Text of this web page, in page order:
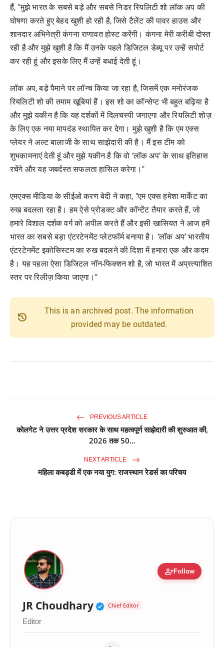
हैं, "मुझे भारत के सबसे बड़े और सबसे निडर रियलिटी शो लॉक अप की
घोषणा करते हुए बेहद खुशी हो रही है, जिसे टैलेंट की पावर हाउस और
शानदार अभिनेत्री कंगना राणावत होस्ट करेंगी। कंगना मेरी करीबी दोस्त
रही है और मुझे खुशी है कि मैं उनके पहले डिजिटल डेब्यू पर उन्हें सपोर्ट
कर रही हूं और इसके लिए मैं उन्हें बधाई देती हूं।
लॉक अप, बड़े पैमाने पर लॉन्च किया जा रहा है, जिसमें एक मनोरंजक
रियलिटी शो की तमाम खूबियां हैं। इस शो का कॉन्सेप्ट भी बहुत बढ़िया है
और मुझे यकीन है कि यह दर्शकों में दिलचस्पी जगाएगा और रियलिटी शोज़
के लिए एक नया मापदंड स्थापित कर देगा। मुझे खुशी है कि एम एक्स
प्लेयर ने अल्ट बालाजी के साथ साझेदारी की है। मैं इस टीम को
शुभकामनाएं देती हूं और मुझे यकीन है कि वो ‘लॉक अप’ के साथ इतिहास
रचेंगे और यह जबर्दस्त सफलता हासिल करेगा।"
एमएक्स मीडिया के सीईओ करण बेदी ने कहा, "एम एक्स हमेशा मार्केट का
रुख बदलता रहा है। हम ऐसे प्रोडक्ट और कॉन्टेंट तैयार करते हैं, जो
हमारे विशाल दर्शक वर्ग को अपील करते हैं और इसी खासियत ने आज हमें
भारत का सबसे बड़ा एंटरटेनमेंट प्लेटफॉर्म बनाया है। ‘लॉक अप’ भारतीय
एंटरटेनमेंट इकोसिस्टम का रुख बदलने की दिशा में हमारा एक और कदम
है। यह पहला ऐसा डिजिटल नॉन-फिक्शन शो है, जो भारत में अप्रत्याशित
स्तर पर रिलीज़ किया जाएगा।"
history
This is an archived post. The information
provided may be outdated.
PREVIOUS ARTICLE
कोलगेट ने उत्तर प्रदेश सरकार के साथ महत्वपूर्ण साझेदारी की शुरुआत की,
2026 तक 50...
NEXT ARTICLE
महिला कबड्डी में एक नया युग: राजस्थान रेडर्स का परिचय
person_addFollow
JR Choudhary Verified Public Figure
Chief Editor
Editor